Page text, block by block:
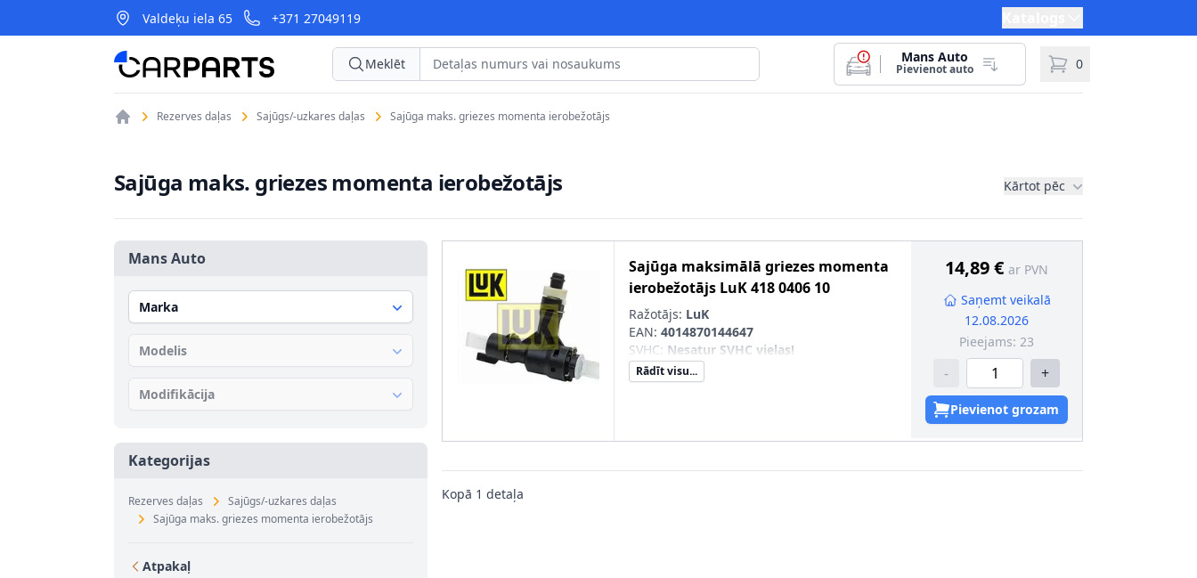
Valdeķu iela 65 +371 27049119
CarParts Meklēt Mans Auto
Pievienot auto 0
Rezerves daļas Sajūgs/-uzkares daļas Sajūga maks. griezes momenta ierobežotājs
Sajūga maks. griezes momenta ierobežotājs Kārtot pēc
Mans Auto
Marka
Modelis
Modifikācija
Kategorijas
Rezerves daļas
Sajūgs/-uzkares daļas
Sajūga maks. griezes momenta ierobežotājs
Atpakaļ
Sajūga maksimālā griezes momenta
ierobežotājs LuK418 0406 10
Ražotājs: LuK
EAN: 4014870144647
SVHC: Nesatur SVHC vielas!
Rādīt visu...
14,89 € ar PVN
Saņemt veikalā
12.08.2026
Pieejams: 23
- +
Pievienot grozam
Kopā 1 detaļa